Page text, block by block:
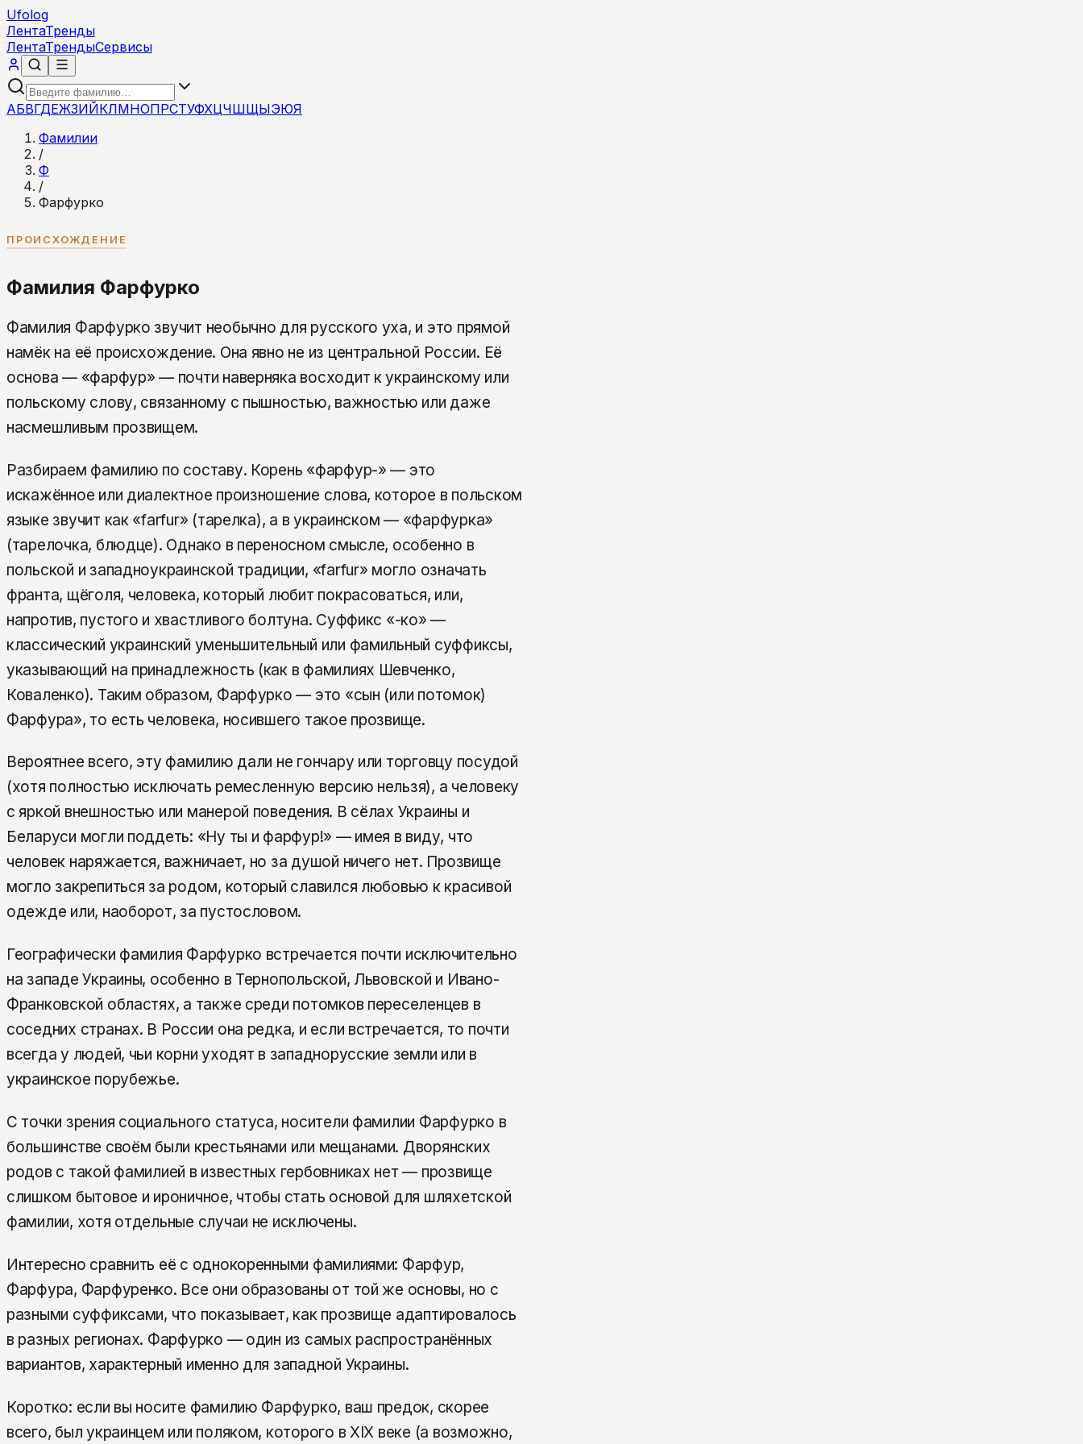
Ufolog
ЛентаТренды
ЛентаТрендыСервисы
АБВГДЕЖЗИЙКЛМНОПРСТУФХЦЧШЩЫЭЮЯ
Фамилии
/
Ф
/
Фарфурко
ПРОИСХОЖДЕНИЕ
Фамилия Фарфурко
Фамилия Фарфурко звучит необычно для русского уха, и это прямой
намёк на её происхождение. Она явно не из центральной России. Её
основа — «фарфур» — почти наверняка восходит к украинскому или
польскому слову, связанному с пышностью, важностью или даже
насмешливым прозвищем.
Разбираем фамилию по составу. Корень «фарфур-» — это
искажённое или диалектное произношение слова, которое в польском
языке звучит как «farfur» (тарелка), а в украинском — «фарфурка»
(тарелочка, блюдце). Однако в переносном смысле, особенно в
польской и западноукраинской традиции, «farfur» могло означать
франта, щёголя, человека, который любит покрасоваться, или,
напротив, пустого и хвастливого болтуна. Суффикс «-ко» —
классический украинский уменьшительный или фамильный суффиксы,
указывающий на принадлежность (как в фамилиях Шевченко,
Коваленко). Таким образом, Фарфурко — это «сын (или потомок)
Фарфура», то есть человека, носившего такое прозвище.
Вероятнее всего, эту фамилию дали не гончару или торговцу посудой
(хотя полностью исключать ремесленную версию нельзя), а человеку
с яркой внешностью или манерой поведения. В сёлах Украины и
Беларуси могли поддеть: «Ну ты и фарфур!» — имея в виду, что
человек наряжается, важничает, но за душой ничего нет. Прозвище
могло закрепиться за родом, который славился любовью к красивой
одежде или, наоборот, за пустословом.
Географически фамилия Фарфурко встречается почти исключительно
на западе Украины, особенно в Тернопольской, Львовской и Ивано-
Франковской областях, а также среди потомков переселенцев в
соседних странах. В России она редка, и если встречается, то почти
всегда у людей, чьи корни уходят в западнорусские земли или в
украинское порубежье.
С точки зрения социального статуса, носители фамилии Фарфурко в
большинстве своём были крестьянами или мещанами. Дворянских
родов с такой фамилией в известных гербовниках нет — прозвище
слишком бытовое и ироничное, чтобы стать основой для шляхетской
фамилии, хотя отдельные случаи не исключены.
Интересно сравнить её с однокоренными фамилиями: Фарфур,
Фарфура, Фарфуренко. Все они образованы от той же основы, но с
разными суффиксами, что показывает, как прозвище адаптировалось
в разных регионах. Фарфурко — один из самых распространённых
вариантов, характерный именно для западной Украины.
Коротко: если вы носите фамилию Фарфурко, ваш предок, скорее
всего, был украинцем или поляком, которого в XIX веке (а возможно,